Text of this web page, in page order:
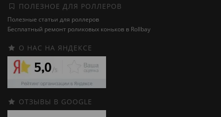
ПОЛЕЗНОЕ ДЛЯ РОЛЛЕРОВ
Полезные статьи для роллеров
Бесплатный ремонт роликовых коньков в Rollbay
О НАС НА ЯНДЕКСЕ
ОТЗЫВЫ В GOOGLE